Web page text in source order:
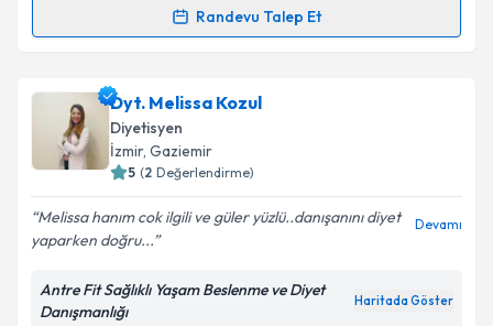
Randevu Talep Et
takvim hazırlandığında e-posta ile bilgilendireceğiz.
E-posta Adresiniz
Kişisel verilerimin işlenmesine ilişkin
kapsamda işlenmesini kabul ediyorum.
Dyt. Melissa Kozul
Diyetisyen
İzmir, Gaziemir
5 (2 Değerlendirme)
Melissa hanım cok ilgili ve güler yüzlü..danışanını diyet
yaparken doğru...
Devamı
Antre Fit Sağlıklı Yaşam Beslenme ve Diyet
Danışmanlığı
Haritada Göster